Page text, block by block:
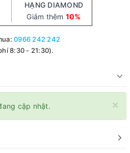
HẠNG DIAMOND
Giảm thêm 10%
0966 242 242
8:30 - 21:30).
×
cập nhật.